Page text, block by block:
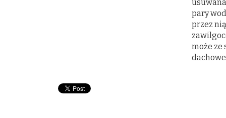
pary
przez
może ze